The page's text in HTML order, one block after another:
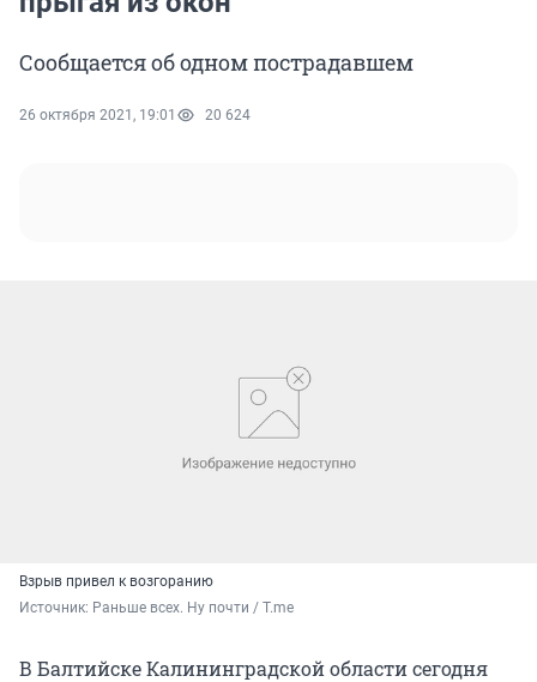
Сообщается об одном пострадавшем
26 октября 2021, 19:01 20 624
Взрыв привел к возгоранию
Источник: Раньше всех. Ну почти / T.me
В Балтийске Калининградской области сегодня